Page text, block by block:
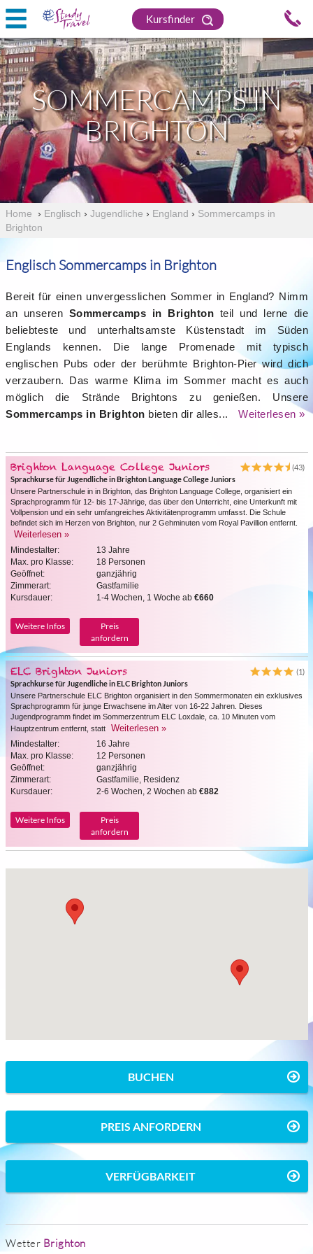
Kursfinder
SOMMERCAMPS IN
BRIGHTON
Home › Englisch › Jugendliche › England › Sommercamps in
Brighton
Englisch Sommercamps in Brighton
Bereit für einen unvergesslichen Sommer in England? Nimm
an unseren Sommercamps in Brighton teil und lerne die
beliebteste und unterhaltsamste Küstenstadt im Süden
Englands kennen. Die lange Promenade mit typisch
englischen Pubs oder der berühmte Brighton-Pier wird dich
verzaubern. Das warme Klima im Sommer macht es auch
möglich die Strände Brightons zu genießen. Unsere
Sommercamps in Brighton bieten dir alles... Weiterlesen »
Brighton Language College Juniors
(43)
Sprachkurse für Jugendliche in Brighton Language College Juniors
Unsere Partnerschule in in Brighton, das Brighton Language College, organisiert ein
Sprachprogramm für 12- bis 17-Jährige, das über den Unterricht, eine Unterkunft mit
Vollpension und ein sehr umfangreiches Aktivitätenprogramm umfasst. Die Schule
befindet sich im Herzen von Brighton, nur 2 Gehminuten vom Royal Pavillion entfernt.
Weiterlesen »
Mindestalter:
13 Jahre
Max. pro Klasse:
18 Personen
Geöffnet:
ganzjährig
Zimmerart:
Gastfamilie
Kursdauer:
1-4 Wochen, 1 Woche ab €660
Weitere Infos
Preis
anfordern
ELC Brighton Juniors
(1)
Sprachkurse für Jugendliche in ELC Brighton Juniors
Unsere Partnerschule ELC Brighton organisiert in den Sommermonaten ein exklusives
Sprachprogramm für junge Erwachsene im Alter von 16-22 Jahren. Dieses
Jugendprogramm findet im Sommerzentrum ELC Loxdale, ca. 10 Minuten vom
Hauptzentrum entfernt, statt
Weiterlesen »
Mindestalter:
16 Jahre
Max. pro Klasse:
12 Personen
Geöffnet:
ganzjährig
Zimmerart:
Gastfamilie, Residenz
Kursdauer:
2-6 Wochen, 2 Wochen ab €882
Weitere Infos
Preis
anfordern
BUCHEN
PREIS ANFORDERN
VERFÜGBARKEIT
Wetter Brighton